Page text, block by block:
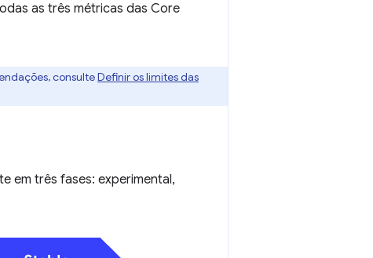
as três métricas das Core
consulteDefinir os limites das
em três fases: experimental,